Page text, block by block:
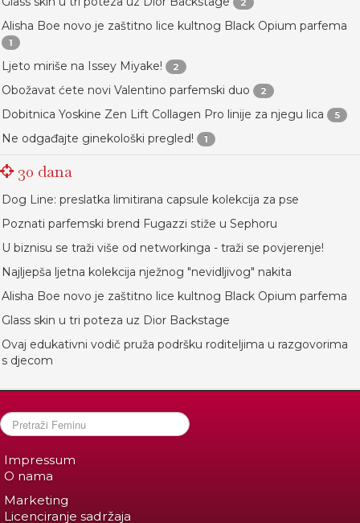
2
Alisha Boe novo je zaštitno lice kultnog Black Opium parfema
1
Ljeto miriše na Issey Miyake! 2
Obožavat ćete novi Valentino parfemski duo 2
Dobitnica Yoskine Zen Lift Collagen Pro linije za njegu lica 5
Ne odgađajte ginekološki pregled! 1
30 dana
Dog Line: preslatka limitirana capsule kolekcija za pse
Poznati parfemski brend Fugazzi stiže u Sephoru
U biznisu se traži više od networkinga - traži se povjerenje!
Najljepša ljetna kolekcija nježnog "nevidljivog" nakita
Alisha Boe novo je zaštitno lice kultnog Black Opium parfema
Glass skin u tri poteza uz Dior Backstage
Ovaj edukativni vodič pruža podršku roditeljima u razgovorima
s djecom
Impressum
O nama
Marketing
Licenciranje sadržaja